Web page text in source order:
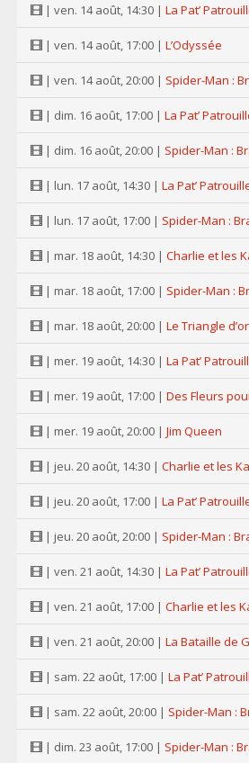
| ven. 14 août, 14:30 | La Pat’
| ven. 14 août, 17:00 | L’Odyssée
| ven. 14 août, 20:00 | Spider-Man :
| dim. 16 août, 17:00 | La Pat’
| dim. 16 août, 20:00 | Spider-Man :
| lun. 17 août, 14:30 | La Pat’
| lun. 17 août, 17:00 | Spider-Man :
| mar. 18 août, 14:30 | Charlie et les
| mar. 18 août, 17:00 | Spider-Man :
| mar. 18 août, 20:00 | Le Triangle d’or
| mer. 19 août, 14:30 | La Pat’
| mer. 19 août, 17:00 | Des Fleurs
| mer. 19 août, 20:00 | Jim Queen
| jeu. 20 août, 14:30 | Charlie et les
| jeu. 20 août, 17:00 | La Pat’
| jeu. 20 août, 20:00 | Spider-Man :
| ven. 21 août, 14:30 | La Pat’
| ven. 21 août, 17:00 | Charlie et les
| ven. 21 août, 20:00 | La Bataille de
| sam. 22 août, 17:00 | La Pat’
| sam. 22 août, 20:00 | Spider-Man :
| dim. 23 août, 17:00 | Spider-Man :